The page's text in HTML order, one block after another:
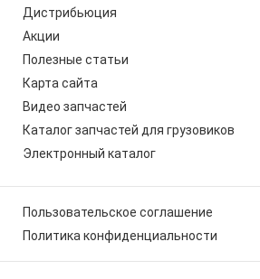
Дистрибьюция
Акции
Полезные статьи
Карта сайта
Видео запчастей
Каталог запчастей для грузовиков
Электронный каталог
Пользовательское соглашение
Политика конфиденциальности